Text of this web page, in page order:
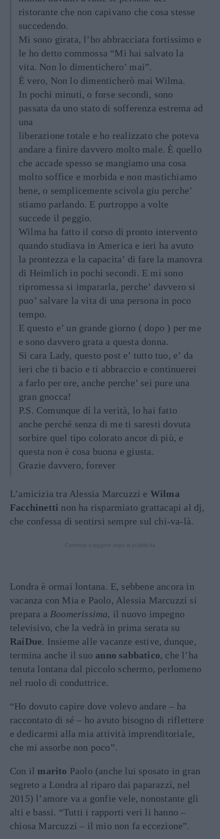
ristorante che non capivano che cosa stesse
succedendo.
Mi sono girata, l’ho abbracciata fortissimo e
le ho detto commossa “Mi hai salvato la
vita. Non lo dimentichero’ mai”.
È vero, Non lo dimenticherò mai Wilma.
In pochi minuti, o forse secondi, sono
passata da uno stato di sofferenza estrema ad
una
liberazione totale e ho realizzato che poteva
andare a finire davvero molto male. È quello
che accade spesso se mangiamo una cosa
molto soffice e morbida e non mastichiamo
bene, o semplicemente scivola giu perche’
stiamo parlando. E purtroppo a volte
succede il peggio.
Wilma ha fatto il corso di pronto intervento
quando studiava in America e ieri ha avuto
la prontezza e la capacita’ di fare la manovra
di Heimlich in pochi secondi. E mi sono
ripromessa si impararla, perche’ davvero si
puo’ salvare la vita di una persona in poco
tempo.
E questo e’ un grande giorno ( dopo ) per me
e sono davvero grata a questa donna.
Si cara Lady, questo post e’ tutto tuo, e’ da
ieri che ti bacio e ti abbraccio e continuerei
a farlo per ore, anche perche’ sei pure una
gran gnocca!
P.S. Comunque dí la verità, lo hai fatto
anche perché senza di me ti saresti dovuta
sorbire quel tipo colorato ancor di più, e
questa non è cosa buona e giusta.
Grazie davvero, forever
L’amicizia tra Alessia Marcuzzi e Wilma
Facchinetti non ha risparmiato grattacapi al dj,
che confessa di sentirsi sempre sul chi-va-là.
Londra è ormai lontana. E, sebbene ancora in
vacanza con Mia e Paolo, Alessia Marcuzzi si
prepara a Boomerissima, il nuovo impegno
televisivo, che la vedrà in prima serata su
RaiDue. Insieme alle vacanze estive, dunque,
termina anche il suo anno sabbatico, che l’ha
tenuta lontana dal piccolo schermo, perlomeno
nel ruolo di conduttrice.
“Ho dovuto capire dove volevo andare – ha
raccontato di sé – ho avuto bisogno di riflettere
e dedicarmi alla mia attività imprenditoriale,
che mi assorbe non poco”.
Con il marito Paolo (anche lui sposato in gran
segreto a Londra al riparo dai paparazzi, nel
2015) l’amore va a gonfie vele, nonostante gli
alti e bassi. “Tutti i rapporti veri li hanno –
chiosa Marcuzzi – il mio non fa eccezione”.